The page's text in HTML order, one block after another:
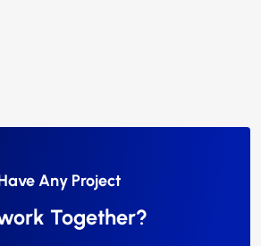
Any Project
Together?